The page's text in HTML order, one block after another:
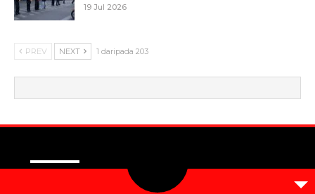
19 Jul 2026
PREV NEXT 1 daripada 203
© 2026 - Metrum. All Rights Reserved.